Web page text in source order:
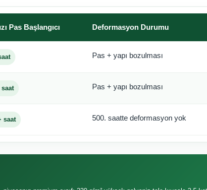
Pas Başlangıcı Deformasyon Durumu
Pas + yapı bozulması
saat Pas + yapı bozulması
saat 500. saatte deformasyon yok